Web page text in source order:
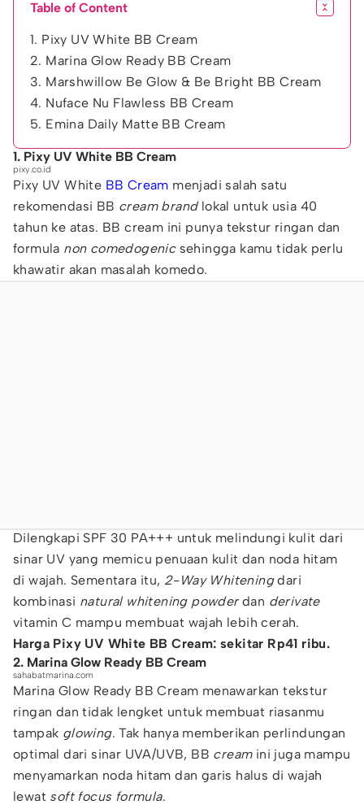
Table of Content
1. Pixy UV White BB Cream
2. Marina Glow Ready BB Cream
3. Marshwillow Be Glow & Be Bright BB Cream
4. Nuface Nu Flawless BB Cream
5. Emina Daily Matte BB Cream
1. Pixy UV White BB Cream
pixy.co.id
Pixy UV White BB Cream menjadi salah satu
rekomendasi BB cream brandlokal untuk usia 40
tahun ke atas. BB cream ini punya tekstur ringan dan
formula non comedogenicsehingga kamu tidak perlu
khawatir akan masalah komedo.
Dilengkapi SPF 30 PA+++ untuk melindungi kulit dari
sinar UV yang memicu penuaan kulit dan noda hitam
di wajah. Sementara itu, 2-Way Whiteningdari
kombinasi natural whitening powderdan derivate
vitamin C mampu membuat wajah lebih cerah.
Harga Pixy UV White BB Cream: sekitar Rp41 ribu.
2. Marina Glow Ready BB Cream
sahabatmarina.com
Marina Glow Ready BB Cream menawarkan tekstur
ringan dan tidak lengket untuk membuat riasanmu
tampak glowing. Tak hanya memberikan perlindungan
optimal dari sinar UVA/UVB, BB cream ini juga mampu
menyamarkan noda hitam dan garis halus di wajah
lewat soft focus formula.